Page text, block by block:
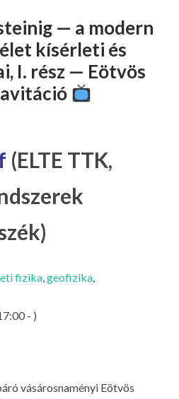
KT
Ó
L
A
G
KI
G
Természettudományi
Kar Fizikai
Intézetében
— a modern
kísérleti és
I. rész — Eötvös
(ELTE TTK,
fizika,geofizika,
- )
vásárosnaményi Eötvös